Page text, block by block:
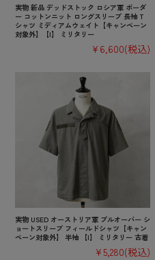
実物 新品 デッドストック ロシア軍 ボーダ
ー コットンニット ロングスリーブ 長袖 T
シャツ ミディアムウェイト【キャンペーン
対象外】【I】 ミリタリー
¥6,600(税込)
実物 USED オーストリア軍 プルオーバー シ
ョートスリーブ フィールドシャツ【キャン
ペーン対象外】 半袖 【I】 ミリタリー 古着
¥5,280(税込)